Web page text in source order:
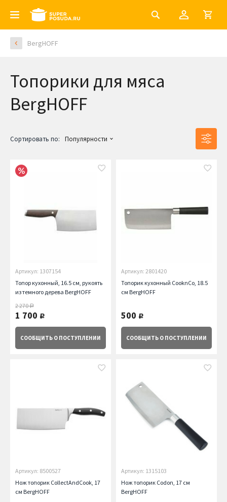
BergHOFF
Топорики для мяса
BergHOFF
Сортировать по: Популярности
Артикул: 1307154
Топор кухонный, 16.5 см, рукоять
из темного дерева BergHOFF
2 270руб.
1 700 руб.
СООБЩИТЬ О ПОСТУПЛЕНИИ
Артикул: 2801420
Топорик кухонный CooknCo, 18.5
см BergHOFF
500 руб.
СООБЩИТЬ О ПОСТУПЛЕНИИ
Артикул: 8500527
Нож топорик CollectAndCook, 17
см BergHOFF
Артикул: 1315103
Нож топорик Codon, 17 см
BergHOFF